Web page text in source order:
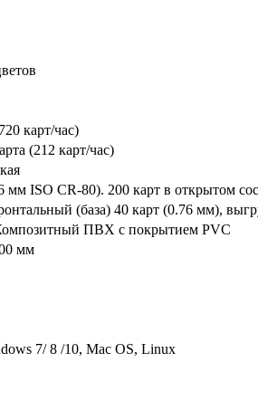
карт/час)
(212 карт/час)
мм ISO CR-80). 200 карт в открытом
(база) 40 карт (0.76 мм),
ПВХ с покрытием PVC
мм
7/ 8 /10, Mac OS, Linux